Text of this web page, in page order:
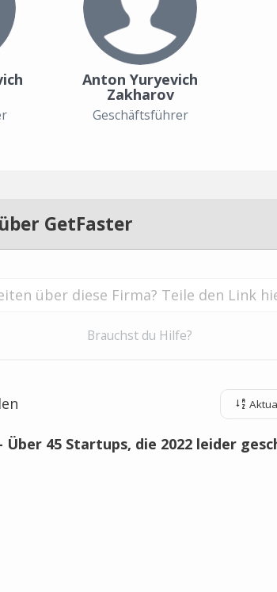
Anton Yuryevich
Zakharov
Geschäftsführer
GetFaster
Brauchst du Hilfe?